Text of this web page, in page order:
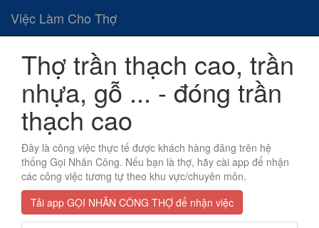
Việc Làm Cho Thợ
Thợ trần thạch cao, trần
nhựa, gỗ ... - đóng trần
thạch cao
Đây là công việc thực tế được khách hàng đăng trên hệ
thống Gọi Nhân Công. Nếu bạn là thợ, hãy cài app để nhận
các công việc tương tự theo khu vực/chuyên môn.
Tải app GỌI NHÂN CÔNG THỢ để nhận việc